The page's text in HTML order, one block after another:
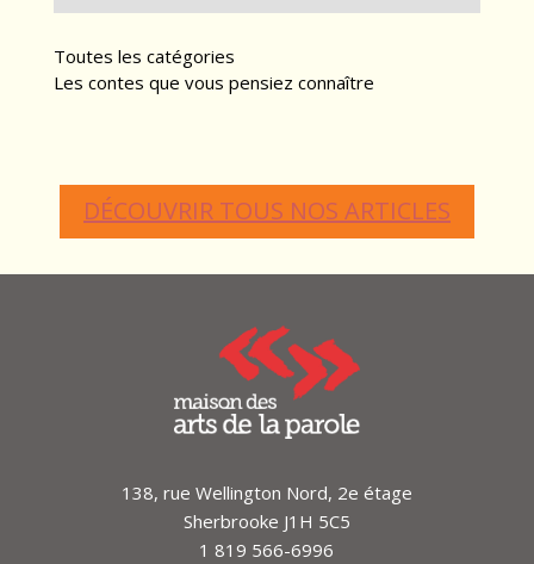
Toutes les catégories
Les contes que vous pensiez connaître
DÉCOUVRIR TOUS NOS ARTICLES
138, rue Wellington Nord, 2e étage
Sherbrooke J1H 5C5
1 819 566-6996